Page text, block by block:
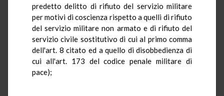
predetto delitto di rifiuto del servizio militare
per motivi di coscienza rispetto a quelli di rifiuto
del servizio militare non armato e di rifiuto del
servizio civile sostitutivo di cui al primo comma
dell'art. 8 citato ed a quello di disobbedienza di
cui all'art. 173 del codice penale militare di
pace);